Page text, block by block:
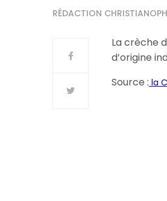
RÉDACTION
La crèche
d’origine
Source : la